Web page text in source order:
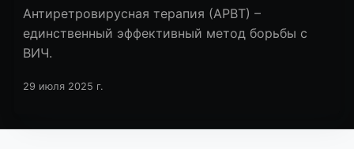
Антиретровирусная терапия (АРВТ) –
единственный эффективный метод борьбы с
ВИЧ.
29 июля 2025 г.